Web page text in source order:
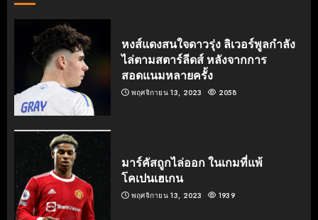
หงส์แดงสนใจดาวรุ่ง ลิเวอร์พูลกำลัง
ไล่ตามสตาร์ลีดส์ หลังจากการ
สอดแนมหลายครั้ง
พฤศจิกายน 13, 2023 2058
มาร์คัสถูกไล่ออก ในเกมที่แพ้
โคเปนเฮเกน
พฤศจิกายน 13, 2023 1939